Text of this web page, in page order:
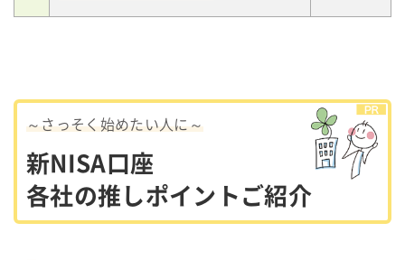
～さっそく始めたい人に～
新NISA口座
各社の推しポイントご紹介